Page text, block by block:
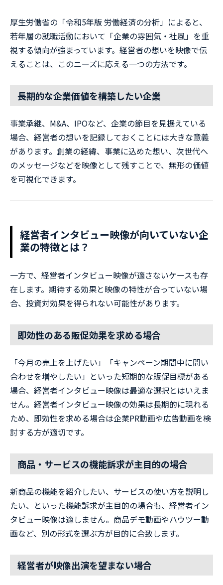
厚生労働省の「令和5年版 労働経済の分析」によると、
若年層の就職活動において「企業の雰囲気・社風」を重
視する傾向が強まっています。経営者の想いを映像で伝
えることは、このニーズに応える一つの方法です。
長期的な企業価値を構築したい企業
事業承継、M&A、IPOなど、企業の節目を見据えている
場合、経営者の想いを記録しておくことには大きな意義
があります。創業の経緯、事業に込めた想い、次世代へ
のメッセージなどを映像として残すことで、無形の価値
を可視化できます。
経営者インタビュー映像が向いていない企
業の特徴とは？
一方で、経営者インタビュー映像が適さないケースも存
在します。期待する効果と映像の特性が合っていない場
合、投資対効果を得られない可能性があります。
即効性のある販促効果を求める場合
「今月の売上を上げたい」「キャンペーン期間中に問い
合わせを増やしたい」といった短期的な販促目標がある
場合、経営者インタビュー映像は最適な選択とはいえま
せん。経営者インタビュー映像の効果は長期的に現れる
ため、即効性を求める場合は企業PR動画や広告動画を検
討する方が適切です。
商品・サービスの機能訴求が主目的の場合
新商品の機能を紹介したい、サービスの使い方を説明し
たい、といった機能訴求が主目的の場合も、経営者イン
タビュー映像は適しません。商品デモ動画やハウツー動
画など、別の形式を選ぶ方が目的に合致します。
経営者が映像出演を望まない場合